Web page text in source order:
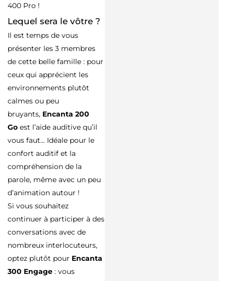
400 Pro !
Lequel sera le vôtre ?
Il est temps de vous
présenter les 3 membres
de cette belle famille : pour
ceux qui apprécient les
environnements plutôt
calmes ou peu
bruyants, Encanta 200
Go est l’aide auditive qu’il
vous faut… Idéale pour le
confort auditif et la
compréhension de la
parole, même avec un peu
d’animation autour !
Si vous souhaitez
continuer à participer à des
conversations avec de
nombreux interlocuteurs,
optez plutôt pour Encanta
300 Engage : vous